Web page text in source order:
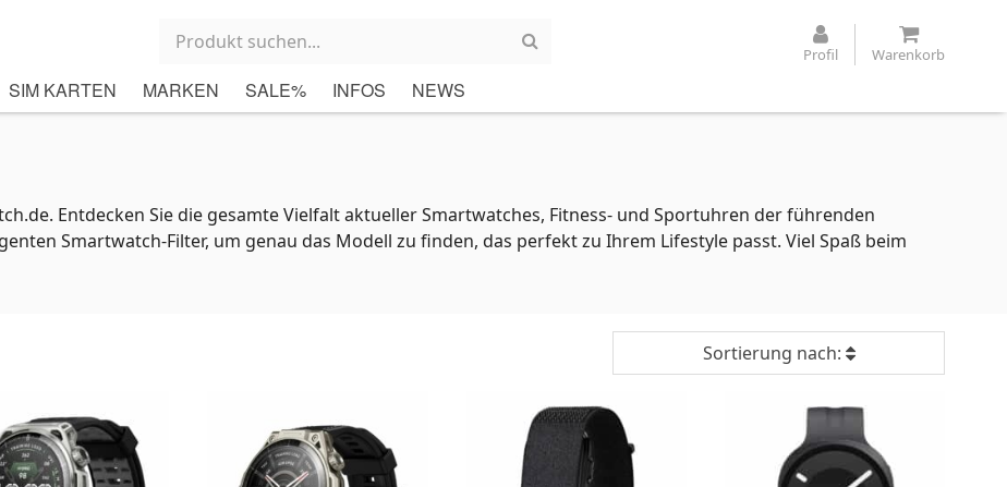
Profil Warenkorb
SIM KARTEN MARKEN SALE% INFOS NEWS
Entdecken Sie die gesamte Vielfalt aktueller Smartwatches, Fitness- und Sportuhren der führenden
Smartwatch-Filter, um genau das Modell zu finden, das perfekt zu Ihrem Lifestyle passt. Viel Spaß beim
Sortierung nach: